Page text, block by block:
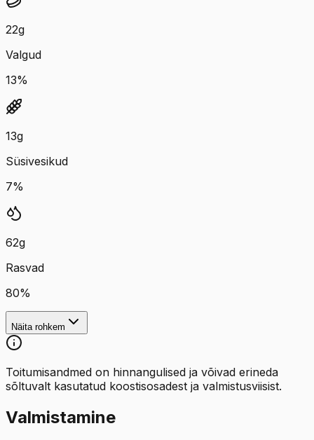
22g
Valgud
13%
13g
Süsivesikud
7%
62g
Rasvad
80%
Näita rohkem
Toitumisandmed on hinnangulised ja võivad erineda
sõltuvalt kasutatud koostisosadest ja valmistusviisist.
Valmistamine